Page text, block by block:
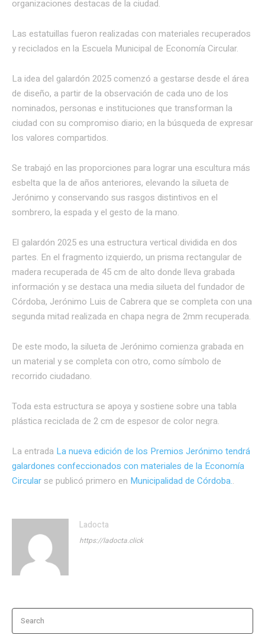
organizaciones destacas de la ciudad.
Las estatuillas fueron realizadas con materiales recuperados
y reciclados en la Escuela Municipal de Economía Circular.
La idea del galardón 2025 comenzó a gestarse desde el área
de diseño, a partir de la observación de cada uno de los
nominados, personas e instituciones que transforman la
ciudad con su compromiso diario; en la búsqueda de expresar
los valores compartidos.
Se trabajó en las proporciones para lograr una escultura más
esbelta que la de años anteriores, elevando la silueta de
Jerónimo y conservando sus rasgos distintivos en el
sombrero, la espada y el gesto de la mano.
El galardón 2025 es una estructura vertical dividida en dos
partes. En el fragmento izquierdo, un prisma rectangular de
madera recuperada de 45 cm de alto donde lleva grabada
información y se destaca una media silueta del fundador de
Córdoba, Jerónimo Luis de Cabrera que se completa con una
segunda mitad realizada en chapa negra de 2mm recuperada.
De este modo, la silueta de Jerónimo comienza grabada en
un material y se completa con otro, como símbolo de
recorrido ciudadano.
Toda esta estructura se apoya y sostiene sobre una tabla
plástica reciclada de 2 cm de espesor de color negra.
La entrada La nueva edición de los Premios Jerónimo tendrá
galardones confeccionados con materiales de la Economía
Circularse publicó primero en Municipalidad de Córdoba..
Ladocta
https://ladocta.click
Search